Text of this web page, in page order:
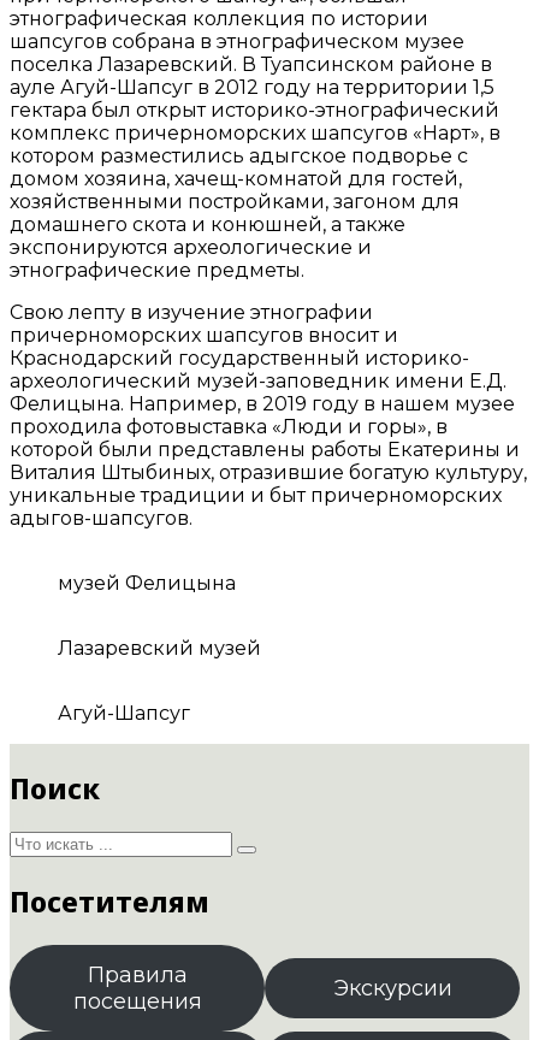
этнографическая коллекция по истории
шапсугов собрана в этнографическом музее
поселка Лазаревский. В Туапсинском районе в
ауле Агуй-Шапсуг в 2012 году на территории 1,5
гектара был открыт историко-этнографический
комплекс причерноморских шапсугов «Нарт», в
котором разместились адыгское подворье с
домом хозяина, хачещ-комнатой для гостей,
хозяйственными постройками, загоном для
домашнего скота и конюшней, а также
экспонируются археологические и
этнографические предметы.
Свою лепту в изучение этнографии
причерноморских шапсугов вносит и
Краснодарский государственный историко-
археологический музей-заповедник имени Е.Д.
Фелицына. Например, в 2019 году в нашем музее
проходила фотовыставка «Люди и горы», в
которой были представлены работы Екатерины и
Виталия Штыбиных, отразившие богатую культуру,
уникальные традиции и быт причерноморских
адыгов-шапсугов.
музей Фелицына
Лазаревский музей
Агуй-Шапсуг
Поиск
Посетителям
Правила
посещения
Экскурсии